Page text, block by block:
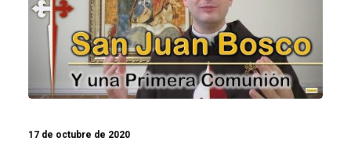
17 de octubre de 2020